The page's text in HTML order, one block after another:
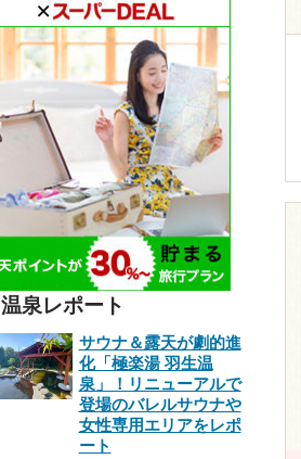
温泉レポート
サウナ＆露天が劇的進
化「極楽湯 羽生温
泉」！リニューアルで
登場のバレルサウナや
女性専用エリアをレポ
ート